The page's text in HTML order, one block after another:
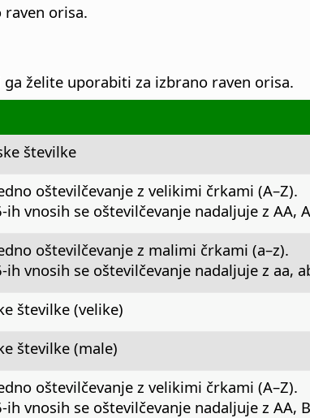
orisa.
želite uporabiti za izbrano raven orisa.
številke
oštevilčevanje z velikimi črkami (A–Z).
ih vnosih se oštevilčevanje nadaljuje z AA,
oštevilčevanje z malimi črkami (a–z).
ih vnosih se oštevilčevanje nadaljuje z aa,
številke (velike)
številke (male)
oštevilčevanje z velikimi črkami (A–Z).
ih vnosih se oštevilčevanje nadaljuje z AA,